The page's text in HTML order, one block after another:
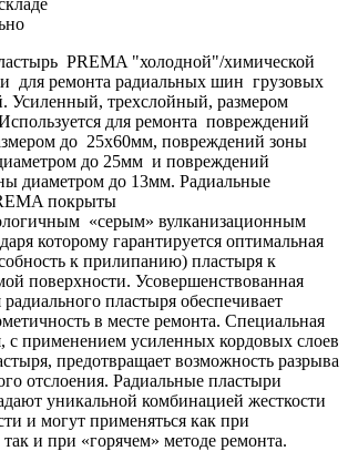
PREMA "холодной"/химической
для ремонта радиальных шин грузовых
Усиленный, трехслойный, размером
для ремонта повреждений
до 25x60мм, повреждений зоны
до 25мм и повреждений
диаметром до 13мм. Радиальные
покрыты
«серым» вулканизационным
которому гарантируется оптимальная
к прилипанию) пластыря к
поверхности. Усовершенствованная
пластыря обеспечивает
в месте ремонта. Специальная
с применением усиленных кордовых слоев
предотвращает возможность разрыва
отслоения. Радиальные пластыри
уникальной комбинацией жесткости
и могут применяться как при
и при «горячем» методе ремонта.